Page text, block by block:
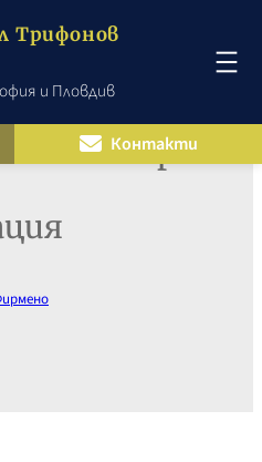
Трифонов
и Пловдив
Контакти
при